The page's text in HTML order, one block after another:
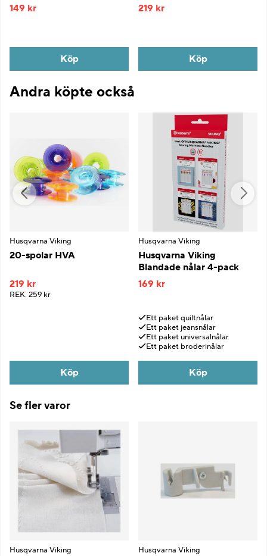
149 kr
Köp
219 kr
Köp
Andra köpte också
Husqvarna Viking
20-spolar HVA
219 kr
REK. 259 kr
Köp
Husqvarna Viking
Husqvarna Viking
Blandade nålar 4-pack
169 kr
Ett paket quiltnålar
Ett paket jeansnålar
Ett paket universalnålar
Ett paket broderinålar
Köp
Se fler varor
Husqvarna Viking Husqvarna Viking